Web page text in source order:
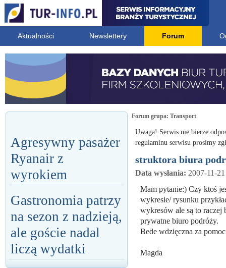
Aktualności Newslettery Forum
Agresywny pasażer
Ryanair z
wyrokiem
Gastronomia patrzy
na sezon z nadzieją,
ale goście nadal
liczą wydatki
Forum grupa: Transport
Uwaga! Serwis nie bierze
regulaminu serwisu prosimy
struktora biura
Data wysłania: 2007-11-
Mam pytanie:) Czy ktoś
wykresie/ rysunku
wykresów ale są to raczej
prywatne biuro podróży.
Bede wdzięczna za
Magda